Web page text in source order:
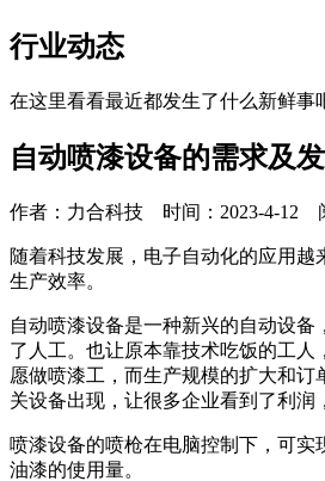
行业动态
在这里看看最近都发生了什么新鲜事
自动喷漆设备的需求及
作者：力合科技 时间：2023-4-12
随着科技发展，电子自动化的应用
生产效率。
自动喷漆设备是一种新兴的自动设
了人工。也让原本靠技术吃饭的工
愿做喷漆工，而生产规模的扩大和
关设备出现，让很多企业看到了利润
喷漆设备的喷枪在电脑控制下，可
油漆的使用量。